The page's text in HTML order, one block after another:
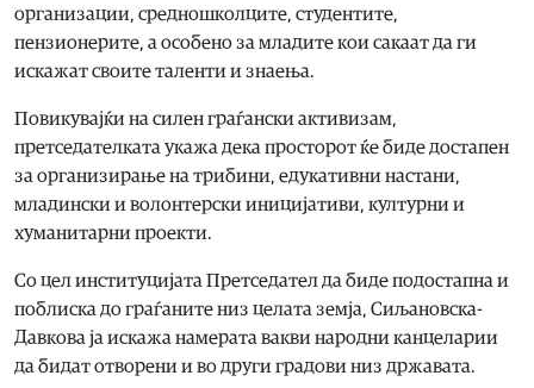
организации, средношколците, студентите,
пензионерите, а особено за младите кои сакаат да ги
искажат своите таленти и знаења.
Повикувајќи на силен граѓански активизам,
претседателката укажа дека просторот ќе биде достапен
за организирање на трибини, едукативни настани,
младински и волонтерски иницијативи, културни и
хуманитарни проекти.
Со цел институцијата Претседател да биде подостапна и
поблиска до граѓаните низ целата земја, Сиљановска-
Давкова ја искажа намерата вакви народни канцеларии
да бидат отворени и во други градови низ државата.